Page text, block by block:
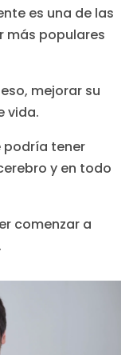
es una de las
más populares
mejorar su
vida.
podría tener
y en todo
comenzar a